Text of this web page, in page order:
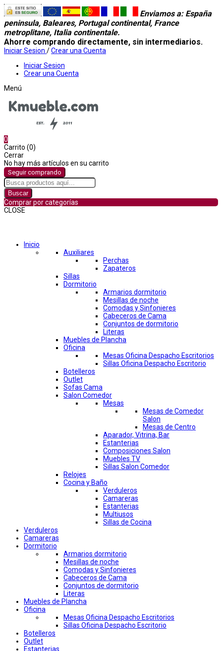
Enviamos a: España
peninsula, Baleares, Portugal continental, France
metroplitane, Italia continentale.
Ahorre comprando directamente, sin intermediarios.
Iniciar Sesion /Crear una Cuenta
Iniciar Sesion
Crear una Cuenta
Menú
0
Carrito (0)
Cerrar
No hay más artículos en su carrito
Seguir comprando
Buscar
Comprar por categorías
CLOSE
Inicio
Auxiliares
Perchas
Zapateros
Sillas
Dormitorio
Armarios dormitorio
Mesillas de noche
Comodas y Sinfonieres
Cabeceros de Cama
Conjuntos de dormitorio
Literas
Muebles de Plancha
Oficina
Mesas Oficina Despacho Escritorios
Sillas Oficina Despacho Escritorio
Botelleros
Outlet
Sofas Cama
Salon Comedor
Mesas
Mesas de Comedor
Salon
Mesas de Centro
Aparador, Vitrina, Bar
Estanterias
Composiciones Salon
Muebles TV
Sillas Salon Comedor
Relojes
Cocina y Baño
Verduleros
Camareras
Estanterias
Multiusos
Sillas de Cocina
Verduleros
Camareras
Dormitorio
Armarios dormitorio
Mesillas de noche
Comodas y Sinfonieres
Cabeceros de Cama
Conjuntos de dormitorio
Literas
Muebles de Plancha
Oficina
Mesas Oficina Despacho Escritorios
Sillas Oficina Despacho Escritorio
Botelleros
Outlet
Estanterias